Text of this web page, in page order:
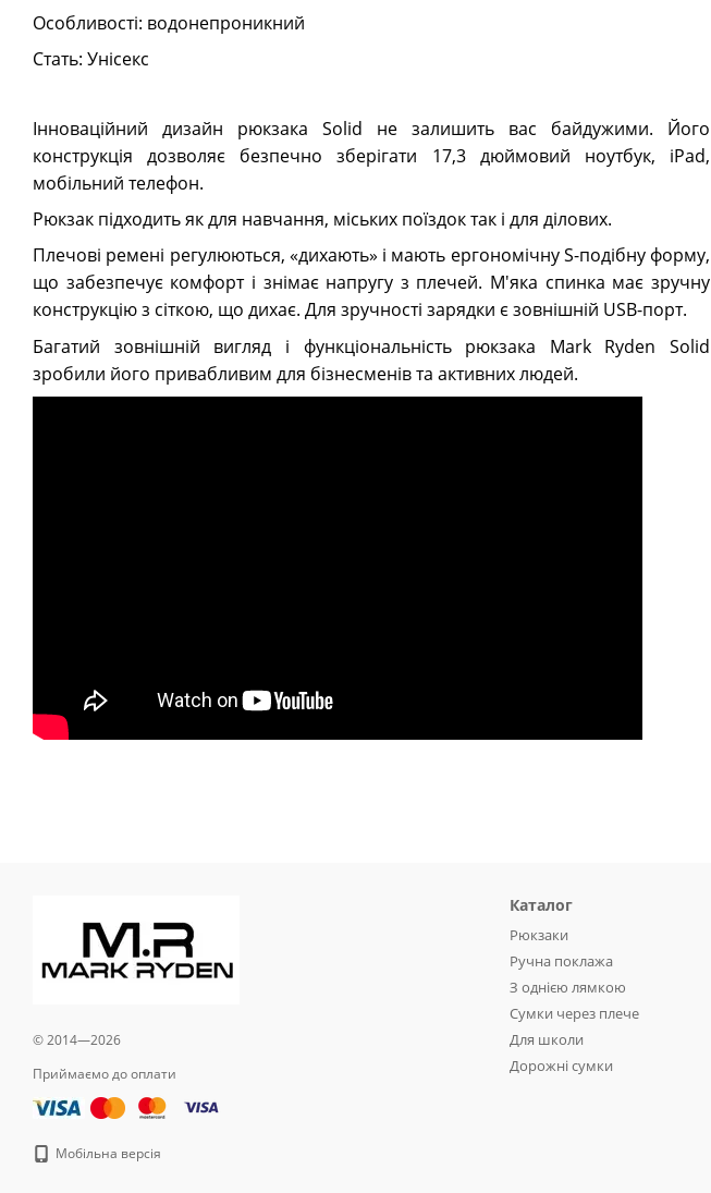
Особливості: водонепроникний
Стать: Унісекс
Інноваційний дизайн рюкзака Solid не залишить вас байдужими. Його
конструкція дозволяє безпечно зберігати 17,3 дюймовий ноутбук, iPad,
мобільний телефон.
Рюкзак підходить як для навчання, міських поїздок так і для ділових.
Плечові ремені регулюються, «дихають» і мають ергономічну S-подібну форму,
що забезпечує комфорт і знімає напругу з плечей. М'яка спинка має зручну
конструкцію з сіткою, що дихає. Для зручності зарядки є зовнішній USB-порт.
Багатий зовнішній вигляд і функціональність рюкзака Mark Ryden Solid
зробили його привабливим для бізнесменів та активних людей.
© 2014—2026
Приймаємо до оплати
Мобільна версія
Каталог
Рюкзаки
Ручна поклажа
З однією лямкою
Сумки через плече
Для школи
Дорожні сумки